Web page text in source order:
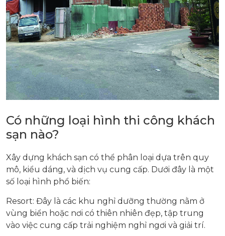
Có những loại hình thi công khách
sạn nào?
Xây dựng khách sạn có thể phân loại dựa trên quy
mô, kiểu dáng, và dịch vụ cung cấp. Dưới đây là một
số loại hình phổ biến:
Resort: Đây là các khu nghỉ dưỡng thường nằm ở
vùng biển hoặc nơi có thiên nhiên đẹp, tập trung
vào việc cung cấp trải nghiệm nghỉ ngơi và giải trí.